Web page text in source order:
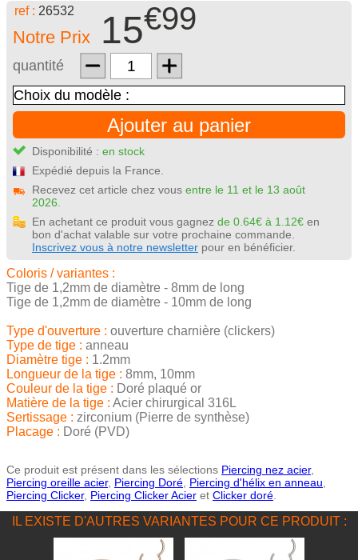
ref : 26532
Notre Prix 15€99
quantité
Ajouter au panier
Disponibilité : en stock
Expédié depuis la France.
Recevez cet article chez vous entre le 11 et le 13 août
2026.
En achetant ce produit vous gagnez de 0.64€ à 1.12€ en
bon d'achat valable sur votre prochaine commande.
Inscrivez vous à notre newsletter pour en bénéficier.
Coloris / variantes :
Tige de 1,2mm de diamètre - 8mm de long
Tige de 1,2mm de diamètre - 10mm de long
Type d'ouverture : ouverture charnière (clickers)
Type de tige : anneau
Diamètre tige : 1.2mm
Longueur de la tige : 8mm, 10mm
Couleur de la tige : Doré plaqué or
Matière de la tige : Acier chirurgical 316L
Sertissage : zirconium (Pierre de synthèse)
Placage : Doré (PVD)
Ce produit est présent dans les sélections Piercing nez acier,
Piercing oreille acier, Piercing Doré, Piercing d'hélix en anneau,
Piercing Clicker, Piercing Clicker Acier et Clicker doré.
IL EXISTE D'AUTRES VARIANTES POUR CE PRODUIT :